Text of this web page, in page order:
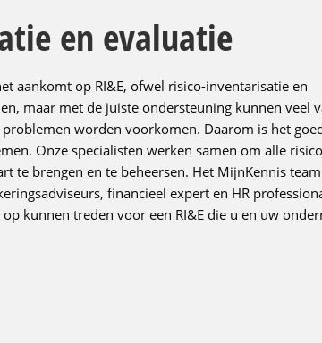
en evaluatie
aankomt op RI&E, ofwel risico-inventarisatie en
maar met de juiste ondersteuning kunnen veel
worden voorkomen. Daarom is het
Onze specialisten werken samen om alle
te brengen en te beheersen. Het MijnKennis team
financieel expert en HR
kunnen treden voor een RI&E die u en uw